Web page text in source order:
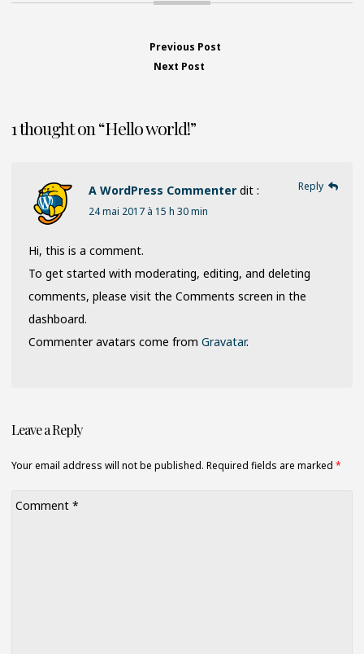
l’article
Previous Post
Next Post
1 thought on “Hello world!”
A WordPress Commenter dit :
24 mai 2017 à 15 h 30 min
Hi, this is a comment.
To get started with moderating, editing, and deleting
comments, please visit the Comments screen in the
dashboard.
Commenter avatars come from Gravatar.
Reply
Leave a Reply
Your email address will not be published. Required fields are marked *
Comment